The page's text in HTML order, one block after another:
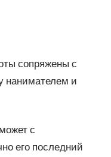
сопряжены с
нанимателем и
с
его последний